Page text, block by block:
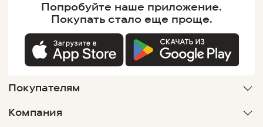
Попробуйте наше приложение.
Покупатьстало еще проще.
Покупателям
Компания